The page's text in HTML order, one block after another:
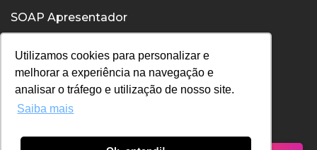
Utilizamos cookies para personalizar e
melhorar a experiência na navegação e
analisar o tráfego e utilização de nosso site.
Saiba mais
SOAP Apresentador
SOAP Comunicação Interpessoal
Política de Privacidade